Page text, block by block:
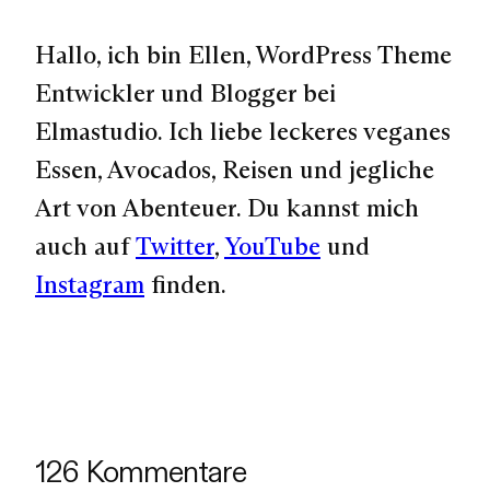
Hallo, ich bin Ellen, WordPress Theme
Entwickler und Blogger bei
Elmastudio. Ich liebe leckeres veganes
Essen, Avocados, Reisen und jegliche
Art von Abenteuer. Du kannst mich
auch aufTwitter,YouTube und
Instagram finden.
126 Kommentare